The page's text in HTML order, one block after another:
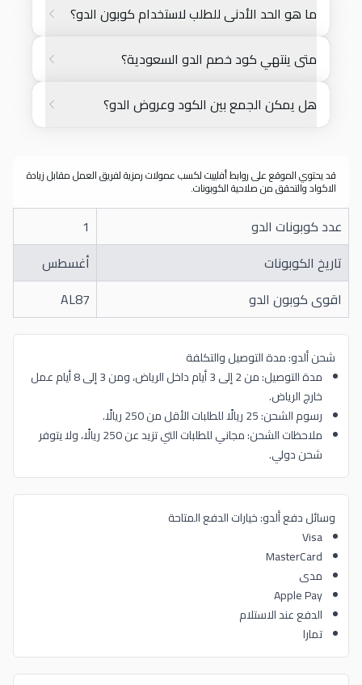
ما هو الحد الأدنى للطلب لاستخدام كوبون الدو؟
متى ينتهي كود خصم الدو السعودية؟
هل يمكن الجمع بين الكود وعروض الدو؟
قد يحتوي الموقع على روابط أفلييت لكسب عمولات رمزية لفريق العمل مقابل زيادة
الاكواد والتحقق من صلاحية الكوبونات.
عدد كوبونات الدو
1
تاريخ الكوبونات
أغسطس
اقوى كوبون الدو
AL87
شحن ألدو: مدة التوصيل والتكلفة
مدة التوصيل: من 2 إلى 3 أيام داخل الرياض، ومن 3 إلى 8 أيام عمل
خارج الرياض.
رسوم الشحن: 25 ريالًا للطلبات الأقل من 250 ريالًا.
ملاحظات الشحن: مجاني للطلبات التي تزيد عن 250 ريالًا، ولا يتوفر
شحن دولي.
وسائل دفع ألدو: خيارات الدفع المتاحة
Visa
MasterCard
مدى
Apple Pay
الدفع عند الاستلام
تمارا